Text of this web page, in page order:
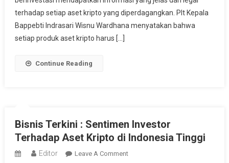
terhadap setiap aset kripto yang diperdagangkan. Plt Kepala
Bappebti Indrasari Wisnu Wardhana menyatakan bahwa
setiap produk aset kripto harus […]
Continue Reading
Bisnis Terkini : Sentimen Investor
Terhadap Aset Kripto di Indonesia Tinggi
Editor Leave A CommentOn